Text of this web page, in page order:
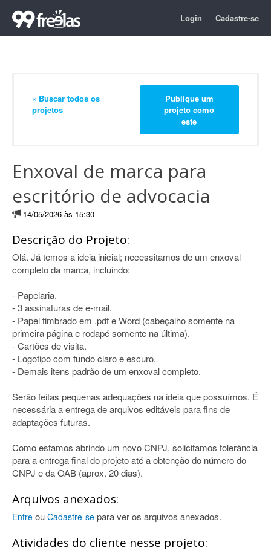
Login Cadastre-se
« Buscar todos os
projetos
Publique um
projeto como
este
Enxoval de marca para
escritório de advocacia
14/05/2026 às 15:30
Descrição do Projeto:
Olá. Já temos a ideia inicial; necessitamos de um enxoval
completo da marca, incluindo:
- Papelaria.
- 3 assinaturas de e-mail.
- Papel timbrado em .pdf e Word (cabeçalho somente na
primeira página e rodapé somente na última).
- Cartões de visita.
- Logotipo com fundo claro e escuro.
- Demais itens padrão de um enxoval completo.
Serão feitas pequenas adequações na ideia que possuímos. É
necessária a entrega de arquivos editáveis para fins de
adaptações futuras.
Como estamos abrindo um novo CNPJ, solicitamos tolerância
para a entrega final do projeto até a obtenção do número do
CNPJ e da OAB (aprox. 20 dias).
Arquivos anexados:
Entre ou Cadastre-se para ver os arquivos anexados.
Atividades do cliente nesse projeto: